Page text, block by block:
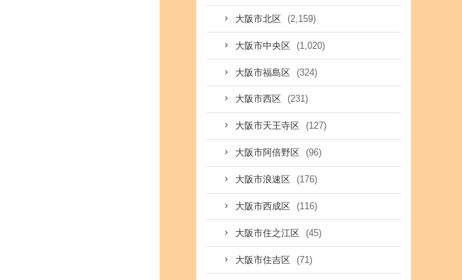
大阪市北区 (2,159)
大阪市中央区 (1,020)
大阪市福島区 (324)
大阪市西区 (231)
大阪市天王寺区 (127)
大阪市阿倍野区 (96)
大阪市浪速区 (176)
大阪市西成区 (116)
大阪市住之江区 (45)
大阪市住吉区 (71)